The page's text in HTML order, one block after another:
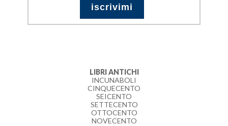
LIBRI ANTICHI
INCUNABOLI
CINQUECENTO
SEICENTO
SETTECENTO
OTTOCENTO
NOVECENTO